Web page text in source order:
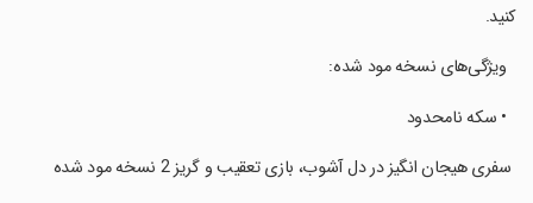
کنید.
‏ ‏ ویژگی‌های نسخه مود شده:
‏ ‏ • سکه نامحدود
‏ سفری هیجان انگیز در دل آشوب، بازی تعقیب و گریز 2 نسخه مود شده